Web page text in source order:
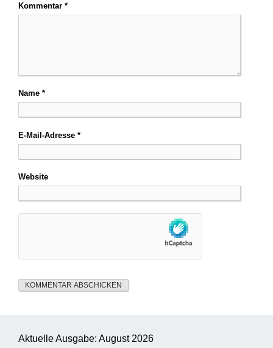
Kommentar *
Name *
E-Mail-Adresse *
Website
Aktuelle Ausgabe: August 2026